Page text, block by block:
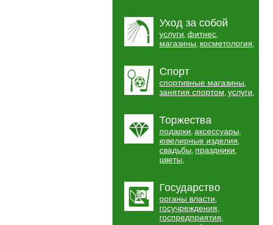
Уход за собой
услуги, фитнес,
магазины, косметология,
Спорт
спортивные магазины,
занятия спортом, услуги,
Торжества
подарки, аксессуары,
ювелирные изделия,
свадьбы, праздники,
цветы,
Государство
органы власти,
госучреждения,
госпредприятия,